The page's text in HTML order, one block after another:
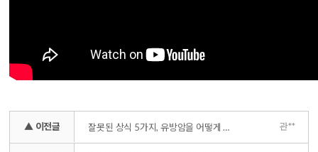
▲ 이전글 잘못된 상식 5가지, 유방암을 어떻게 생각하시나요? 관**